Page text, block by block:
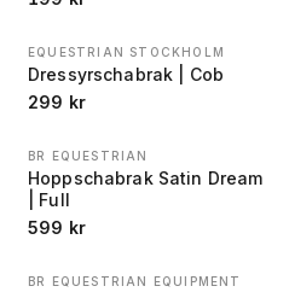
EQUESTRIAN STOCKHOLM
Dressyrschabrak | Cob
299 kr
BR EQUESTRIAN
Hoppschabrak Satin Dream
| Full
599 kr
BR EQUESTRIAN EQUIPMENT